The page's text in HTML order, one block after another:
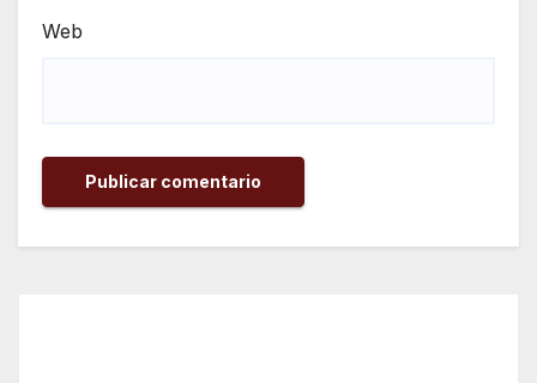
Web